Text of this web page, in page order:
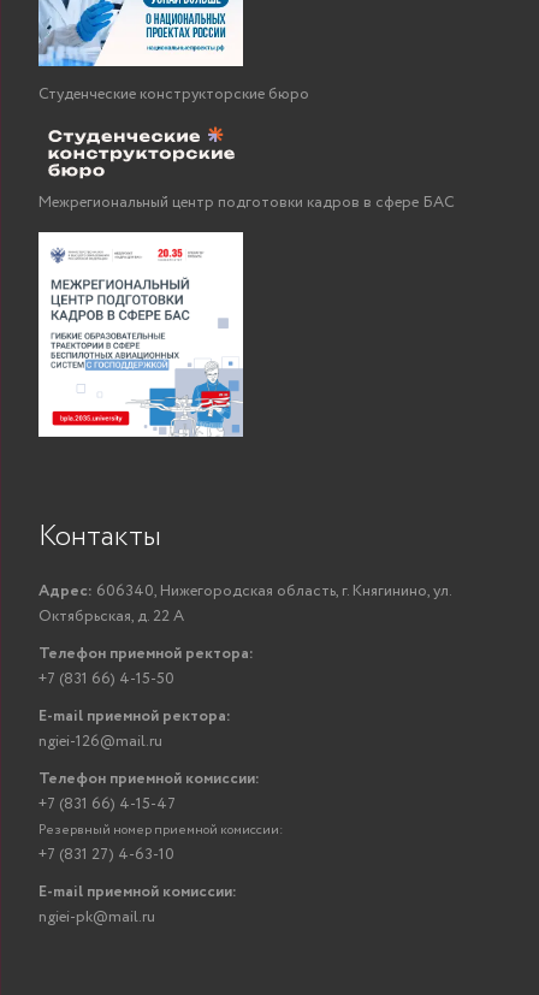
Студенческие конструкторские бюро
Межрегиональный центр подготовки кадров в сфере БАС
Контакты
Адрес: 606340, Нижегородская область, г. Княгинино, ул.
Октябрьская, д. 22 А
Телефон приемной ректора:
+7 (831 66) 4-15-50
E-mail приемной ректора:
ngiei-126@mail.ru
Телефон приемной комиссии:
+7 (831 66) 4-15-47
Резервный номер приемной комиссии:
+7 (831 27) 4-63-10
E-mail приемной комиссии:
ngiei-pk@mail.ru